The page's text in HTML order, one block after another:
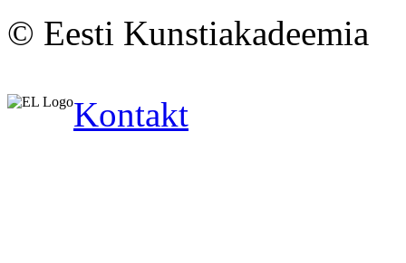
© Eesti Kunstiakadeemia
Kontakt